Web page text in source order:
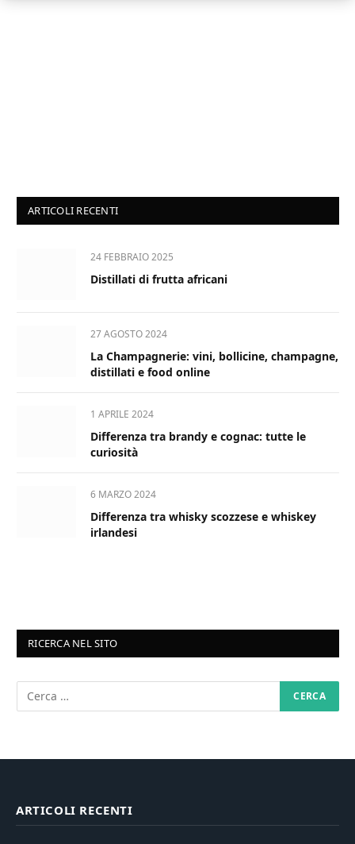
ARTICOLI RECENTI
24 FEBBRAIO 2025
Distillati di frutta africani
27 AGOSTO 2024
La Champagnerie: vini, bollicine, champagne,
distillati e food online
1 APRILE 2024
Differenza tra brandy e cognac: tutte le
curiosità
6 MARZO 2024
Differenza tra whisky scozzese e whiskey
irlandesi
RICERCA NEL SITO
ARTICOLI RECENTI